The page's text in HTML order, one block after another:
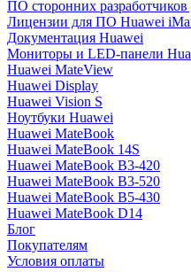
ПО сторонних
Лицензии для ПО Huawei
Документация Huawei
Мониторы и LED-панели
Huawei MateView
Huawei Display
Huawei Vision S
Ноутбуки Huawei
Huawei MateBook
Huawei MateBook 14S
Huawei MateBook B3-420
Huawei MateBook B3-520
Huawei MateBook B5-430
Huawei MateBook D14
Блог
Покупателям
Условия оплаты